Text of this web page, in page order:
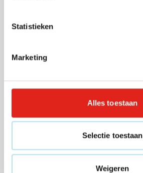
Statistieken
Marketing
Alles toestaan
Selectie toestaan
Weigeren
vanaf 0,33
Beoordelingen
10/10(2 beoordelingen)
4